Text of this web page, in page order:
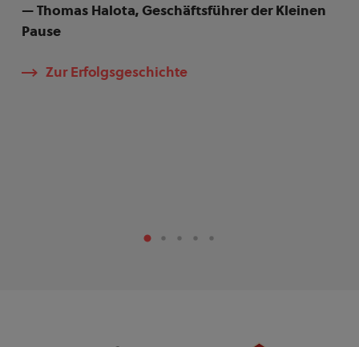
— Thomas Halota, Geschäftsführer der Kleinen
Pause
Zur Erfolgsgeschichte